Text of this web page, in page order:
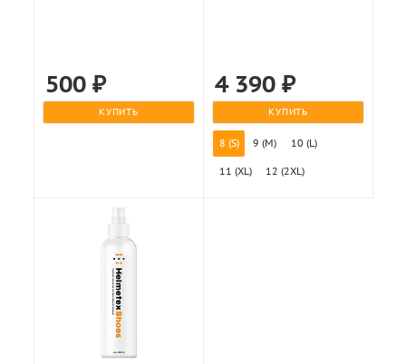
500₽
КУПИТЬ
4 390 ₽
КУПИТЬ
8 (S) 9 (M) 10 (L)
11 (XL) 12 (2XL)